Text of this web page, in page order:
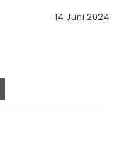
14 Juni 2024